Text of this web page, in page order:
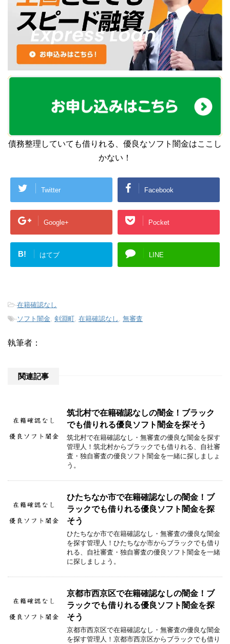
債務整理していても借りれる、優良なソフト闇金はここし
かない！
Twitter Facebook
Google+ Pocket
B! はてブ LINE
-在籍確認なし
-ソフト闇金, 剣淵町, 在籍確認なし , 無審査
執筆者：
関連記事
筑北村で在籍確認なしの闇金！ブラック
でも借りれる優良ソフト闇金を探そう
筑北村で在籍確認なし・無審査の優良な闇金を探す
管理人！筑北村からブラックでも借りれる、自社審
査・独自審査の優良ソフト闇金を一緒に探しましょ
う。
ひたちなか市で在籍確認なしの闇金！ブ
ラックでも借りれる優良ソフト闇金を探
そう
ひたちなか市で在籍確認なし・無審査の優良な闇金
を探す管理人！ひたちなか市からブラックでも借り
れる、自社審査・独自審査の優良ソフト闇金を一緒
に探しましょう。
京都市西京区で在籍確認なしの闇金！ブ
ラックでも借りれる優良ソフト闇金を探
そう
京都市西京区で在籍確認なし・無審査の優良な闇金
を探す管理人！京都市西京区からブラックでも借り